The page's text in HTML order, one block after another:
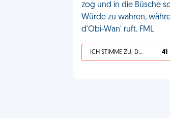
zog und in die Büsche
Würde zu wahren,
d'Obi-Wan' ruft. FML
ICH STIMME ZU, DEIN LEBEN IST SCHEISSE 41